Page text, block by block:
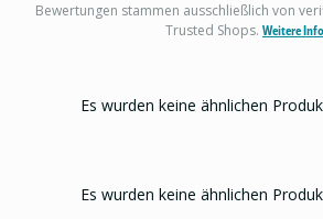
Bewertungen stammen ausschließlich von
Trusted Shops. Weitere
Es wurden keine ähnlichen
Es wurden keine ähnlichen